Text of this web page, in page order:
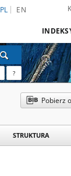
PL EN
?
Pobierz
STRUKTURA